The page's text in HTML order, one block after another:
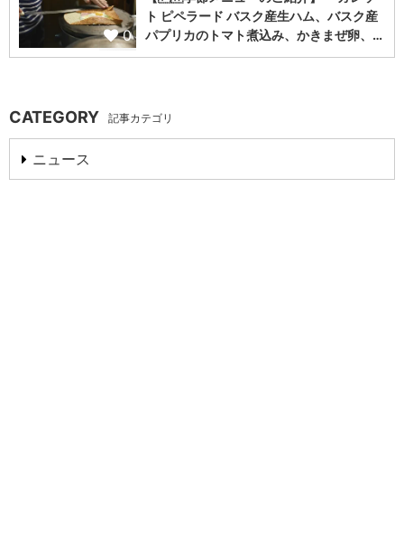
0
ト ピペラード バスク産生ハム、バスク産
パプリカのトマト煮込み、かきまぜ卵、…
CATEGORY 記事カテゴリ
ニュース